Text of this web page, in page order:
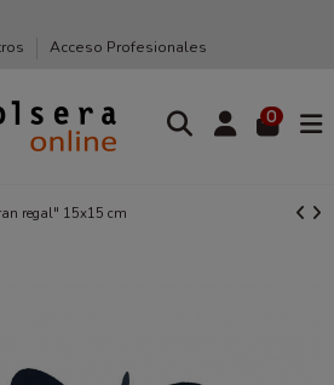
Acceso Profesionales
0
regal" 15x15 cm